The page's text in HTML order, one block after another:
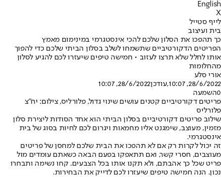
English
X
לייף סטייל
בית ועיצוב
כך תהפכו את הסלון שלכם להכי אינסטגרמי במינימום מאמץ
הפריטים הדקורטיביים שתשמחו לשלב בסלון הביתי שלכם כדי להפוך
אותו לחלל שלא תרצו לעזוב • חמישה טיפים שיעזרו לכם להגיע לסלון
מהחלומות
אורי סלע
28/6/2022, 10:07
,עודכן28/6/2022, 10:07
0השמעה
פריטים דקורטיביים קטנים עושים שינוי גדול, פלורליס, צילום: יח"צ
פלורליס
שילוב פריטים דקורטיביים בסלון הביתי הוא אחד הסודות ליצירת סלון
מזמין, מעוצב, שימגנט אליו מחמאות ויגרום לכם לחיות בסוג של בית
אינסטגרמי.
זה יכול לקרות רק אם לא תהפכו את הבית שלכם למחסן של פריטים
מעוצבים, חסרי קשר, ואם תתאפקו בפעם הבאה כשאתם עומדים מול
פריט שכל כך אהבתם, ולא תקנו אותו בכל הצבעים. קחו נשימה ותבחרו
נכון. הנה חמישה טיפים שיעזרו לכם לדייק את הבחירות.